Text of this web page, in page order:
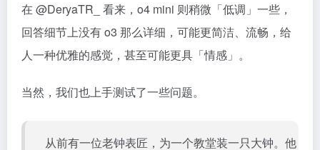
在 @DeryaTR_ 看来，o4 mini 则稍微「低调」一些，
回答细节上没有 o3 那么详细，可能更简洁、流畅，给
人一种优雅的感觉，甚至可能更具「情感」。
当然，我们也上手测试了一些问题。
从前有一位老钟表匠，为一个教堂装一只大钟。他